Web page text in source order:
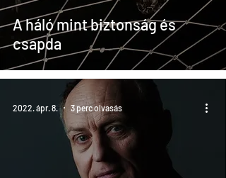
A háló mint biztonság és
csapda
2022. ápr. 8. 3 perc olvasás